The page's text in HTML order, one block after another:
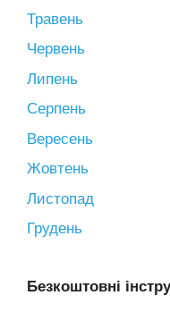
Травень
Червень
Липень
Серпень
Вересень
Жовтень
Листопад
Грудень
Безкоштовні